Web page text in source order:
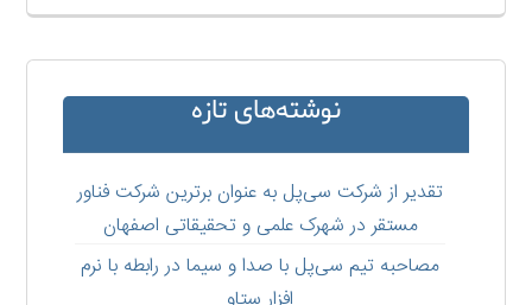
نوشته‌های تازه
تقدیر از شرکت سی‌پل به عنوان برترین شرکت فناور
مستقر در شهرک علمی و تحقیقاتی اصفهان
مصاحبه تیم سی‌پل با صدا و سیما در رابطه با نرم